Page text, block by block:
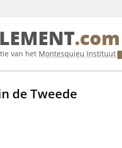
.com
van het Montesquieu Instituut
de Tweede